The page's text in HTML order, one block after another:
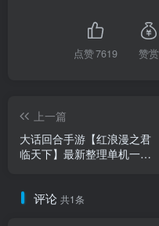
点赞7619 赞赏
上一篇
大话回合手游【红浪漫之君
临天下】最新整理单机一键
+详细搭建教程
评论 共1条